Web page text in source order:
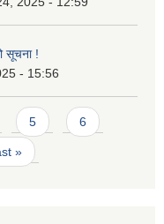
सूचना !
- 15:56
5 6
»